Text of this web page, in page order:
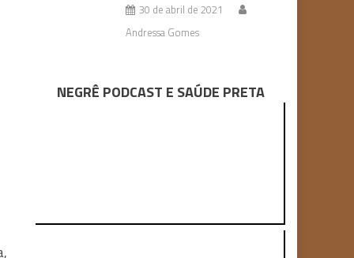
30 de abril de 2021
Andressa Gomes
NEGRÊ PODCAST E SAÚDE PRETA